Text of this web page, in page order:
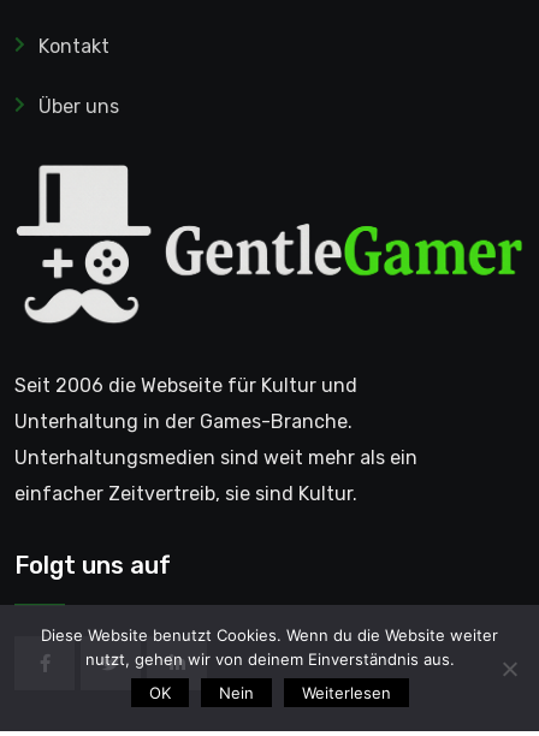
Kontakt
Über uns
Seit 2006 die Webseite für Kultur und
Unterhaltung in der Games-Branche.
Unterhaltungsmedien sind weit mehr als ein
einfacher Zeitvertreib, sie sind Kultur.
Folgt uns auf
Diese Website benutzt Cookies. Wenn du die Website weiter
nutzt, gehen wir von deinem Einverständnis aus.
OK
Nein Weiterlesen